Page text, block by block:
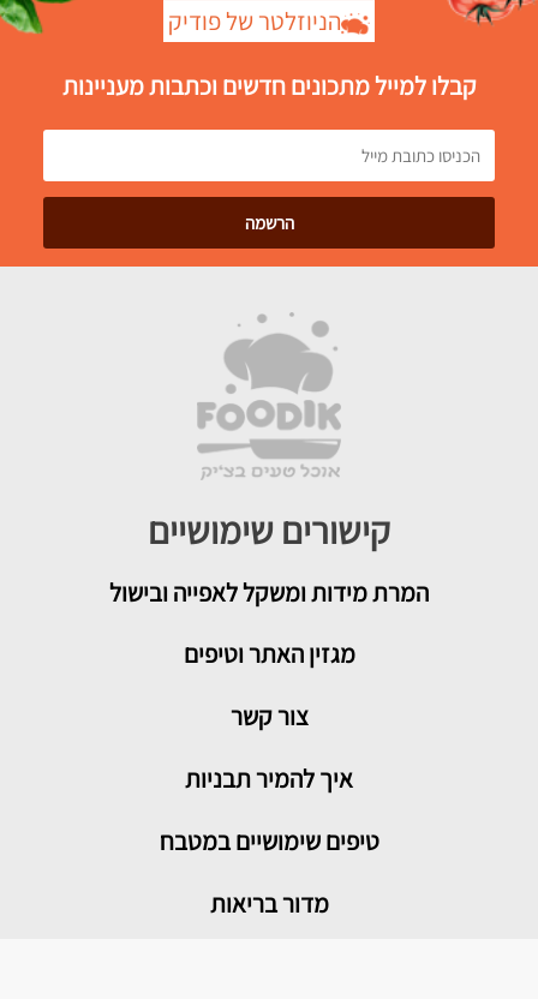
הניוזלטר של פודיק
קבלו למייל מתכונים חדשים וכתבות מעניינות
קישורים שימושיים
המרת מידות ומשקל לאפייה ובישול
מגזין האתר וטיפים
צור קשר
איך להמיר תבניות
טיפים שימושיים במטבח
מדור בריאות